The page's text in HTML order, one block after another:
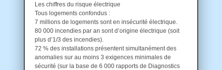
Les chiffres du risque électrique
Tous logements confondus :
7 millions de logements sont en insécurité électrique.
80 000 incendies par an sont d’origine électrique (soit
plus d’1/3 des incendies).
72 % des installations présentent simultanément des
anomalies sur au moins 3 exigences minimales de
sécurité (sur la base de 6 000 rapports de Diagnostics